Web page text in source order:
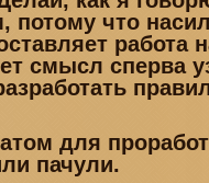
потому что
работа
смысл сперва
для
пачули.